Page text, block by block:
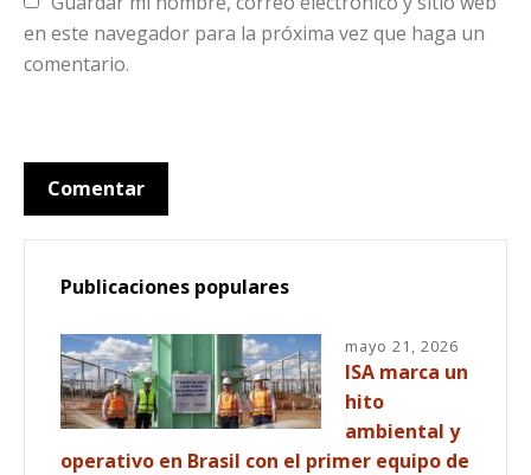
en este navegador para la próxima vez que haga un
comentario.
Publicaciones populares
mayo 21, 2026
ISA marca un
hito
ambiental y
operativo en Brasil con el primer equipo de